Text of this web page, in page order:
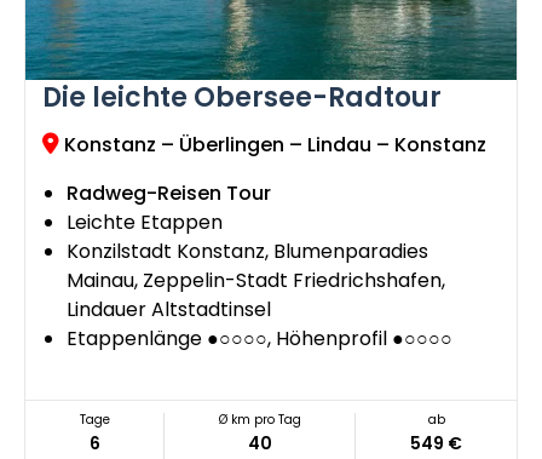
Die leichte Obersee-Radtour
Konstanz – Überlingen – Lindau – Konstanz
Radweg-Reisen Tour
Leichte Etappen
Konzilstadt Konstanz, Blumenparadies
Mainau, Zeppelin-Stadt Friedrichshafen,
Lindauer Altstadtinsel
Etappenlänge ●○○○○, Höhenprofil ●○○○○
Tage
6
Ø km pro Tag
40
ab
549 €